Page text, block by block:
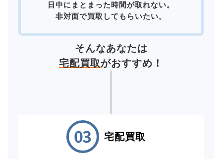
日中にまとまった時間が取れない。
非対面で買取してもらいたい。
そんなあなたは
宅配買取がおすすめ！
宅配買取